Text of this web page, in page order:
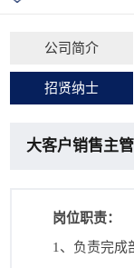
公司简介
招贤纳士
大客户销售主管
岗位职责：
1、负责完成部